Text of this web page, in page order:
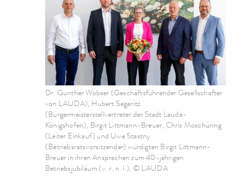
Dr. Gunther Wobser (Geschäftsführender Gesellschafter
von LAUDA), Hubert Segeritz
(Bürgermeisterstellvertreter der Stadt Lauda-
Königshofen), Birgit Littmann-Breuer, Chris Moschüring
(Leiter Einkauf) und Uwe Stastny
(Betriebsratsvorsitzender) würdigten Birgit Littmann-
Breuer in ihren Ansprachen zum 40-jährigen
Betriebsjubiläum (v. r. n. l.). © LAUDA